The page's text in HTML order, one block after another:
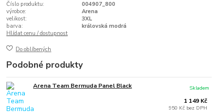
Číslo produktu:
004907_800
výrobce:
Arena
velikost:
3XL
barva:
královská modrá
Hlídat cenu / dostupnost
Do oblíbených
Podobné produkty
Arena Team Bermuda Panel Black
1 149 Kč
950 Kč bez DPH
Skladem